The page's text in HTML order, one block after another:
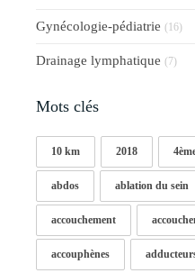
Gynécologie-pédiatrie (16)
Drainage lymphatique (7)
Mots clés
10 km 2018
abdos ablation du sein
accouchement
accouphènes